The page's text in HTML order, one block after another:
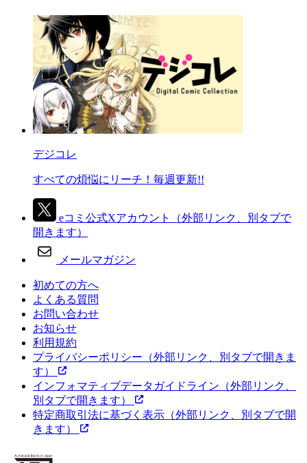
デジコレ
すべての煩悩にリーチ！毎週更新!!
eコミ公式Xアカウント
（外部リンク、別タブで
開きます）
メールマガジン
初めての方へ
よくある質問
お問い合わせ
お知らせ
利用規約
プライバシーポリシー （外部リンク、別タブで開きま
す）
インフォマティブデータガイドライン （外部リンク、
別タブで開きます）
特定商取引法に基づく表示 （外部リンク、別タブで開
きます）